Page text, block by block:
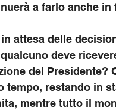
a farlo anche in
attesa delle
deve
del Presidente?
tempo, restando in
mentre tutto il